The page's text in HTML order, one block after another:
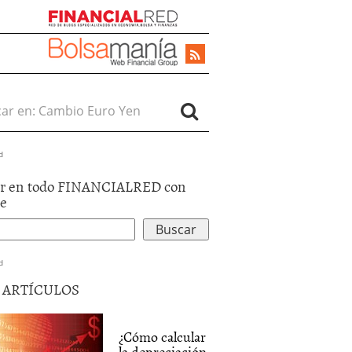
en:
en todo FINANCIALRED con
ARTÍCULOS
¿Cómo calcular